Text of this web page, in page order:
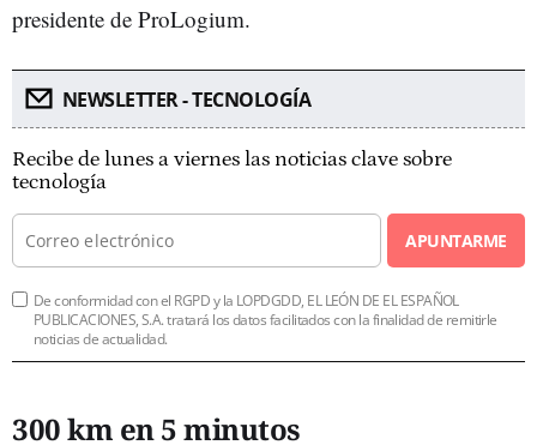
presidente de ProLogium.
NEWSLETTER - TECNOLOGÍA
Recibe de lunes a viernes las noticias clave sobre
tecnología
APUNTARME
De conformidad con el RGPD y la LOPDGDD, EL LEÓN DE EL ESPAÑOL
PUBLICACIONES, S.A. tratará los datos facilitados con la finalidad de remitirle
noticias de actualidad.
300 km en 5 minutos